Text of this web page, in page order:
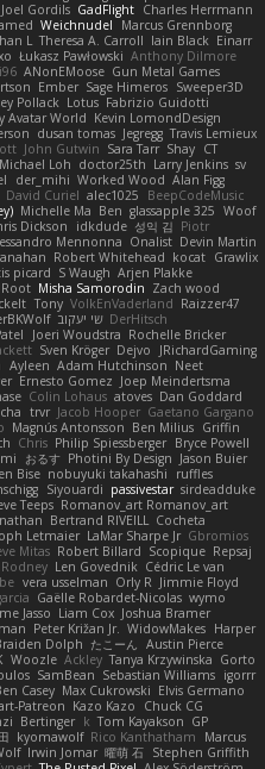
Joel Gordils GadFlight Charles Herrmann
Weichnudel
Marcus Grennborg
L Theresa A. Carroll Iain Black Einarr
Łukasz Pawłowski Anthony Dilmore
ANonEMoose Gun Metal Games
Ember Sage Himeros Sweeper3D
Pollack Lotus Fabrizio Guidotti
Avatar World Kevin LomondDesign
dusan tomas Jegregg Travis Lemieux
John Gutwin Sara Tarr Shay CT
Michael Loh doctor25th Larry Jenkins sv
der_mihi Worked Wood Alan Figg
David Curiel alec1025
BeepCodeMusic
Michelle Ma Ben glassapple 325 Woof
Dickson idkdude 성익 김 Piotr
Mennonna Onalist Devin Martin
Robert Whitehead kocat Grawlix
picard S Waugh Arjen Plakke
Misha Samorodin Zach wood
Tony VolkEnVaderland Raizzer47
שי יעקוב DerHitsch
Joeri Woudstra Rochelle Bricker
Sven Kröger Dejvo
JRichardGaming
Ayleen Adam Hutchinson Neet
Ernesto Gomez Joep Meindertsma
Colin Lohaus atoves Dan Goddard
trvr Jacob Hooper Gaetano Gargano
Magnús Antonsson Ben Milius Griffin
Chris Philip Spiessberger Bryce Powell
おるす Photini By Design Jason Buier
Bise nobuyuki takahashi
ruffles
Siyouardi passivestar sirdeadduke
Teeps Romanov_art Romanov_art
Bertrand RIVEILL
Cocheta
Letmaier LaMar Sharpe Jr Gbromios
Mitas Robert Billard Scopique Repsaj
Len Govednik Cédric Le van
vera usselman Orly R Jimmie Floyd
Gaëlle Robardet-Nicolas wymo
Jasso Liam Cox Joshua Bramer
Peter Križan Jr. WidowMakes Harper
Dolph たこーん
Austin Pierce
Woozle Ackley Tanya Krzywinska Gorto
SamBean Sebastian Williams igorrr
Casey Max Cukrowski Elvis Germano
Patreon Kazo Kazo
Chuck CG
Bertinger k Tom Kayakson GP
kyomawolf Rico Kanthatham
Marcus
Irwin Jomar 曜萌 石 Stephen Griffith